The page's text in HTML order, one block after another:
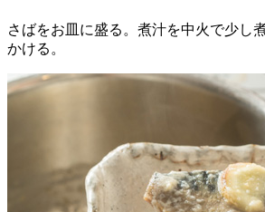
さばをお皿に盛る。煮汁を中火で少し
かける。